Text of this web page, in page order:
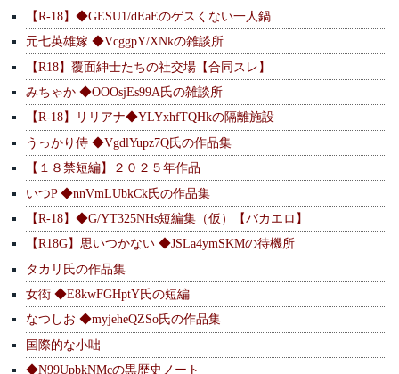
【R-18】◆GESU1/dEaEのゲスくない一人鍋
元七英雄嫁 ◆VcggpY/XNkの雑談所
【R18】覆面紳士たちの社交場【合同スレ】
みちゃか ◆OOOsjEs99A氏の雑談所
【R-18】リリアナ◆YLYxhfTQHkの隔離施設
うっかり侍 ◆VgdlYupz7Q氏の作品集
【１８禁短編】２０２５年作品
いつP ◆nnVmLUbkCk氏の作品集
【R-18】◆G/YT325NHs短編集（仮）【バカエロ】
【R18G】思いつかない ◆JSLa4ymSKMの待機所
タカリ氏の作品集
女衒 ◆E8kwFGHptY氏の短編
なつしお ◆myjeheQZSo氏の作品集
国際的な小咄
◆N99UpbkNMcの黒歴史ノート